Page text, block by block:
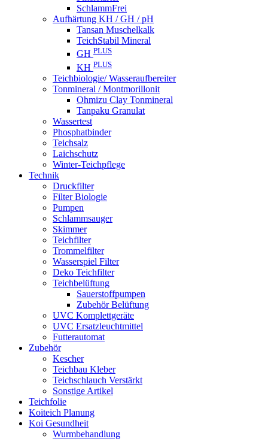
SchlammFrei
Aufhärtung KH / GH / pH
Tansan Muschelkalk
TeichStabil Mineral
GH PLUS
KH PLUS
Teichbiologie/ Wasseraufbereiter
Tonmineral / Montmorillonit
Ohmizu Clay Tonmineral
Tanpaku Granulat
Wassertest
Phosphatbinder
Teichsalz
Laichschutz
Winter-Teichpflege
Technik
Druckfilter
Filter Biologie
Pumpen
Schlammsauger
Skimmer
Teichfilter
Trommelfilter
Wasserspiel Filter
Deko Teichfilter
Teichbelüftung
Sauerstoffpumpen
Zubehör Belüftung
UVC Komplettgeräte
UVC Ersatzleuchtmittel
Futterautomat
Zubehör
Kescher
Teichbau Kleber
Teichschlauch Verstärkt
Sonstige Artikel
Teichfolie
Koiteich Planung
Koi Gesundheit
Wurmbehandlung